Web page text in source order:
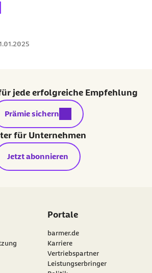
3 Sterne4 Sterne
Bewertung: 5 Sterne
jede erfolgreiche Empfehlung
externer Link:
Prämie sichern
für Unternehmen
Jetzt abonnieren
Portale
barmer.de
Karriere
Vertriebspartner
Leistungserbringer